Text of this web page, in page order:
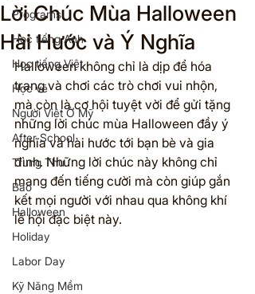
Programs
Học tiếng Anh
Học tiếng Việt
Học vẽ
Người Việt Ở Mỹ
After School
Trung Thu
Bão
Halloween
Holiday
Labor Day
Kỹ Năng Mềm
Lời Chúc Mùa Halloween
Hài Hước và Ý Nghĩa
Halloween không chỉ là dịp để hóa
trang và chơi các trò chơi vui nhộn,
mà còn là cơ hội tuyệt vời để gửi tặng
những lời chúc mùa Halloween đầy ý
nghĩa và hài hước tới bạn bè và gia
đình. Những lời chúc này không chỉ
mang đến tiếng cười mà còn giúp gắn
kết mọi người với nhau qua không khí
lễ hội đặc biệt này.